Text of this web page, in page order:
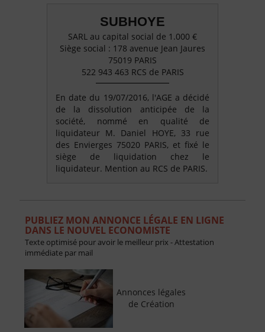
SUBHOYE
SARL au capital social de 1.000 €
Siège social : 178 avenue Jean Jaures
75019 PARIS
522 943 463 RCS de PARIS
En date du 19/07/2016, l'AGE a décidé
de la dissolution anticipée de la
société, nommé en qualité de
liquidateur M. Daniel HOYE, 33 rue
des Envierges 75020 PARIS, et fixé le
siège de liquidation chez le
liquidateur. Mention au RCS de PARIS.
PUBLIEZ MON ANNONCE LÉGALE EN LIGNE
DANS LE NOUVEL ECONOMISTE
Texte optimisé pour avoir le meilleur prix - Attestation
immédiate par mail
Annonces légales
de Création